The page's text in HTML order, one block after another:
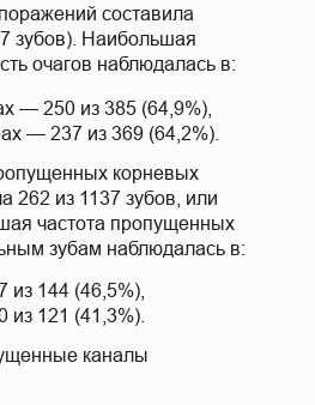
составила
зубов). Наибольшая
очагов наблюдалась в:
корневых
262 из 1137 зубов, или
частота пропущенных
зубам наблюдалась в:
144 (46,5%),
121 (41,3%).
— 250 из 385 (64,9%),
— 237 из 369 (64,2%).
каналы